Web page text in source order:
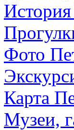
Фото
Карта
Музеи,